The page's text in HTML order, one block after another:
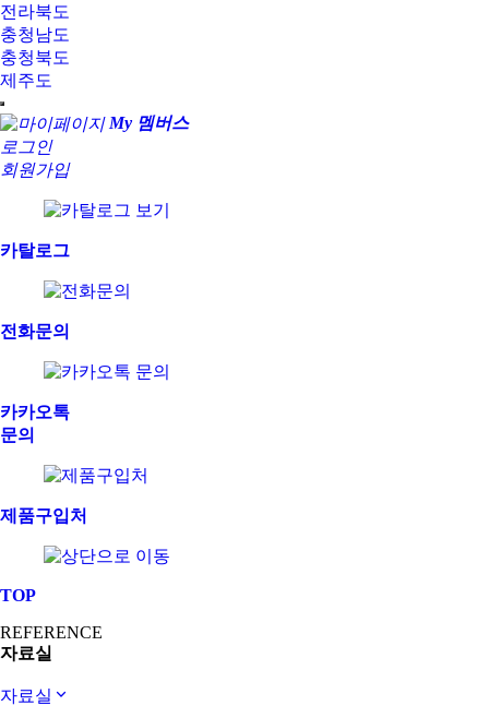
전라북도
충청남도
충청북도
제주도
My 멤버스
로그인
회원가입
카탈로그
전화문의
카카오톡
문의
제품구입처
TOP
REFERENCE
자료실
자료실